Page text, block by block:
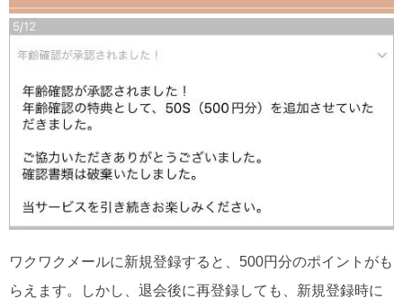
ワクワクメールに新規登録すると、500円分のポイントがも
らえます。しかし、退会後に再登録しても、新規登録時に